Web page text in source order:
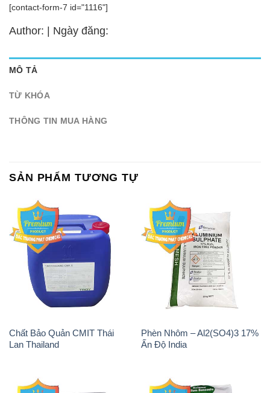
[contact-form-7 id="1116"]
Author: | Ngày đăng:
MÔ TẢ
TỪ KHÓA
THÔNG TIN MUA HÀNG
SẢN PHẨM TƯƠNG TỰ
Chất Bảo Quản CMIT Thái
Lan Thailand
Phèn Nhôm – Al2(SO4)3 17%
Ấn Độ India